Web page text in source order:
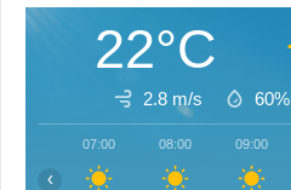
22°C
2.8 m/s 60%
07:00 08:00 09:00
‹